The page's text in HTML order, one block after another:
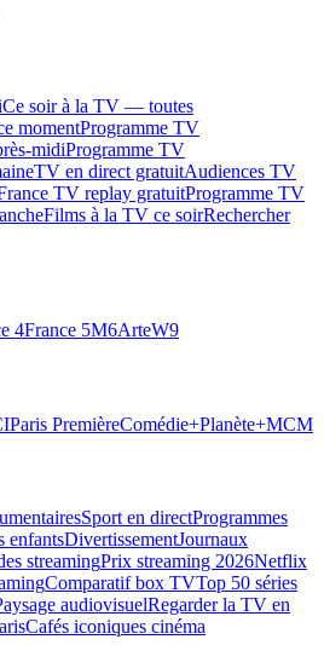
Ce soir à la TV — toutes
momentProgramme TV
midiProgramme TV
TV en direct gratuitAudiences TV
TV replay gratuitProgramme TV
Films à la TV ce soirRechercher
4France 5M6ArteW9
Paris PremièreComédie+Planète+MCM
Sport en directProgrammes
enfantsDivertissementJournaux
streamingPrix streaming 2026Netflix
Comparatif box TVTop 50 séries
audiovisuelRegarder la TV en
Cafés iconiques cinéma